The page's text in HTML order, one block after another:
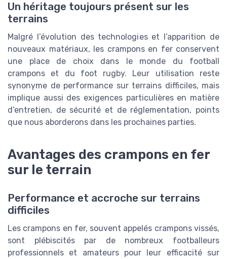
Un héritage toujours présent sur les
terrains
Malgré l’évolution des technologies et l’apparition de
nouveaux matériaux, les crampons en fer conservent
une place de choix dans le monde du football
crampons et du foot rugby. Leur utilisation reste
synonyme de performance sur terrains difficiles, mais
implique aussi des exigences particulières en matière
d’entretien, de sécurité et de réglementation, points
que nous aborderons dans les prochaines parties.
Avantages des crampons en fer
sur le terrain
Performance et accroche sur terrains
difficiles
Les crampons en fer, souvent appelés crampons vissés,
sont plébiscités par de nombreux footballeurs
professionnels et amateurs pour leur efficacité sur